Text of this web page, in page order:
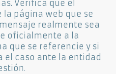
Verifica que el
la página web que se
realmente sea
oficialmente a la
que se referencie y si
el caso ante la entidad